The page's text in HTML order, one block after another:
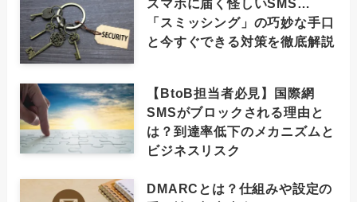
スマホに届く怪しいSMS…
「スミッシング」の巧妙な手口
と今すぐできる対策を徹底解説
【BtoB担当者必見】国際網
SMSがブロックされる理由と
は？到達率低下のメカニズムと
ビジネスリスク
DMARCとは？仕組みや設定の